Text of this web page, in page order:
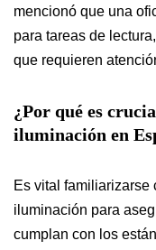
mencionó que una
para tareas de
que requieren
¿Por qué es
iluminación en
Es vital familiarizarse
iluminación para
cumplan con los